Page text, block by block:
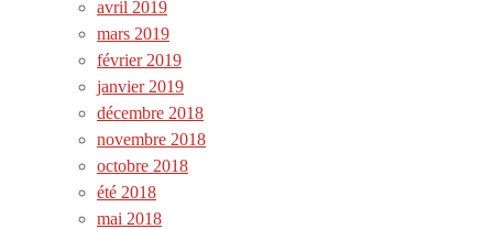
avril 2019
mars 2019
février 2019
janvier 2019
décembre 2018
novembre 2018
octobre 2018
été 2018
mai 2018